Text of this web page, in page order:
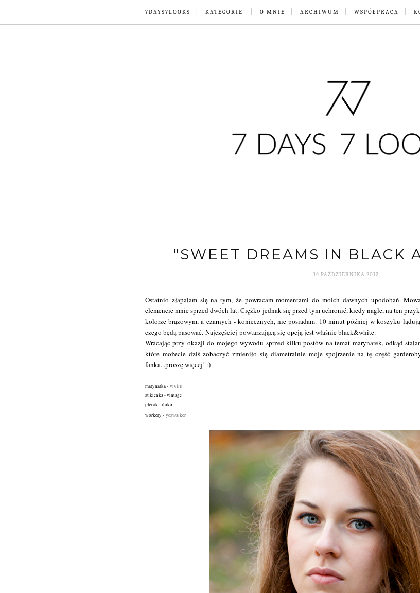
7DAYS7LOOKS KATEGORIE O MNIE ARCHIWUM WSPÓŁPRACA
"SWEET DREAMS IN BLACK
14 PAŹDZIERNIKA 2012
Ostatnio złapałam się na tym, że powracam momentami do moich dawnych upodobań.
elemencie mnie sprzed dwóch lat. Ciężko jednak się przed tym uchronić, kiedy nagle, na ten
kolorze brązowym, a czarnych - koniecznych, nie posiadam. 10 minut później w koszyku
czego będą pasować. Najczęściej powtarzającą się opcją jest właśnie black&white.
Wracając przy okazji do mojego wywodu sprzed kilku postów na temat marynarek, odkąd
które możecie dziś zobaczyć zmieniło się diametralnie moje spojrzenie na tę część
fanka...proszę więcej! :)
marynarka - vivilli
sukienka - vintage
plecak - iloko
workery - yeswalker